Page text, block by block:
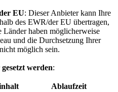
EU: Dieser Anbieter kann Ihre
des EWR/der EU übertragen,
Länder haben möglicherweise
und die Durchsetzung Ihrer
möglich sein.
werden:
Ablaufzeit